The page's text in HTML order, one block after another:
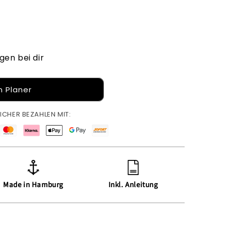
bei dir
Planer
BEZAHLEN MIT:
Made in Hamburg Inkl. Anleitung